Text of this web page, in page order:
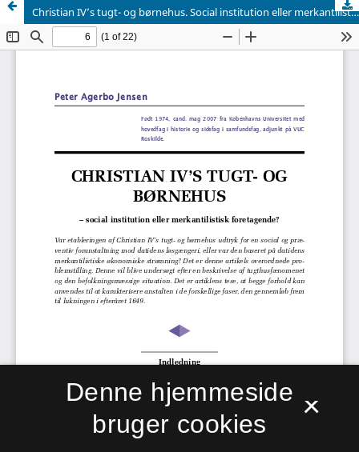
Christian IV’s tugt- og børnehus. Social institution eller merkantilistisk foretagende?
×
Denne hjemmeside
bruger cookies